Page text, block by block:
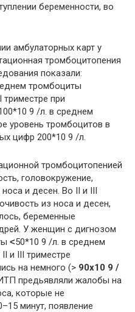
беременности, во
амбулаторных карт у
тромбоцитопения
показали:
тромбоциты
триместре при
9 /л. в среднем
уровень тромбоцитов в
цифр 200*10 9 /л.
тромбоцитопенией
головокружение,
и десен. Во II и III
из носа и десен,
беременные
У женщин с дигнозом
˂50*10 9 /л. в среднем
и III триместре
на немного (> 90х10 9 /
предьявляли жалобы на
которые не
минут, появление